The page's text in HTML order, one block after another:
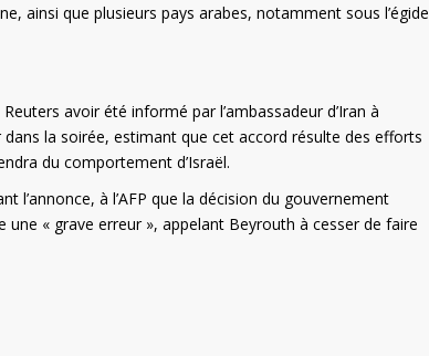
ainsi que plusieurs pays arabes, notamment sous l’égide
avoir été informé par l’ambassadeur d’Iran à
la soirée, estimant que cet accord résulte des efforts
du comportement d’Israël.
l’annonce, à l’AFP que la décision du gouvernement
« grave erreur », appelant Beyrouth à cesser de faire